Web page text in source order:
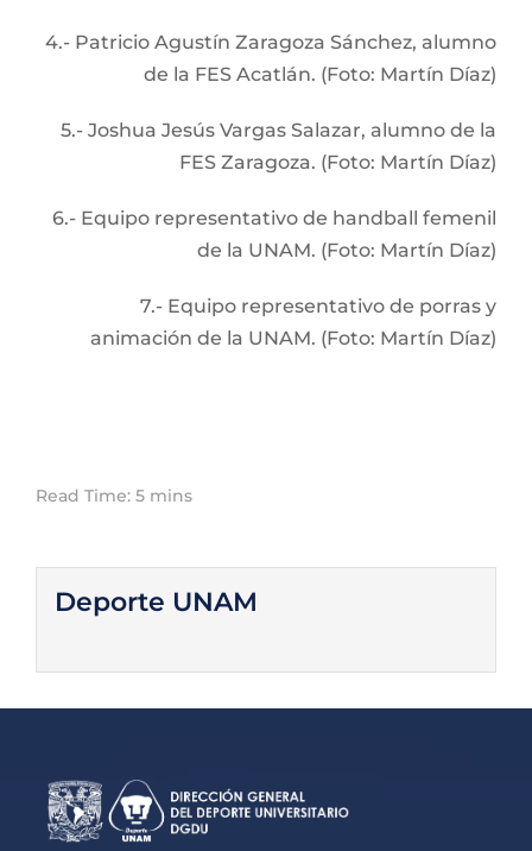
4.- Patricio Agustín Zaragoza Sánchez, alumno
de la FES Acatlán. (Foto: Martín Díaz)
5.- Joshua Jesús Vargas Salazar, alumno de la
FES Zaragoza. (Foto: Martín Díaz)
6.- Equipo representativo de handball femenil
de la UNAM. (Foto: Martín Díaz)
7.- Equipo representativo de porras y
animación de la UNAM. (Foto: Martín Díaz)
Read Time: 5 mins
Deporte UNAM